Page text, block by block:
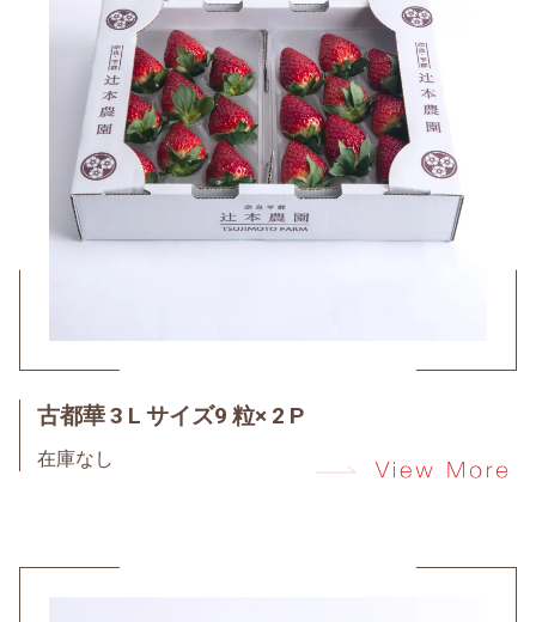
古都華 3 L サイズ9 粒× 2 P
在庫なし